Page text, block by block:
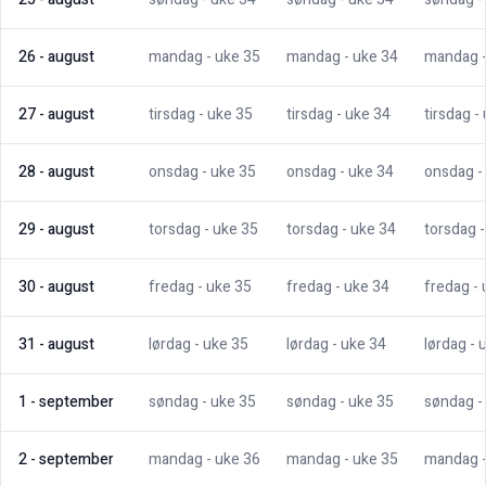
26-august mandag - uke35 mandag - uke34 mandag
27-august tirsdag - uke35 tirsdag - uke34 tirsdag -
28-august onsdag - uke35 onsdag - uke34 onsdag
29-august torsdag - uke35 torsdag - uke34 torsdag
30-august fredag - uke35 fredag - uke34 fredag -
31 -august lørdag - uke35 lørdag - uke34 lørdag -
1 -september søndag - uke35 søndag - uke35 søndag
2-september mandag - uke36 mandag - uke35 mandag